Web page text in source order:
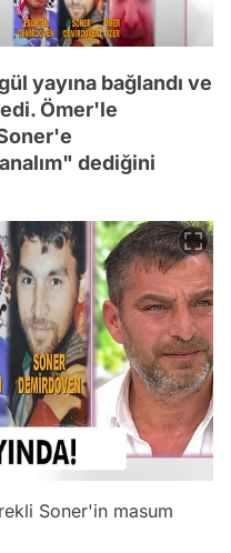
yayına bağlandı ve
Ömer'le
dediğini
Soner'in masum